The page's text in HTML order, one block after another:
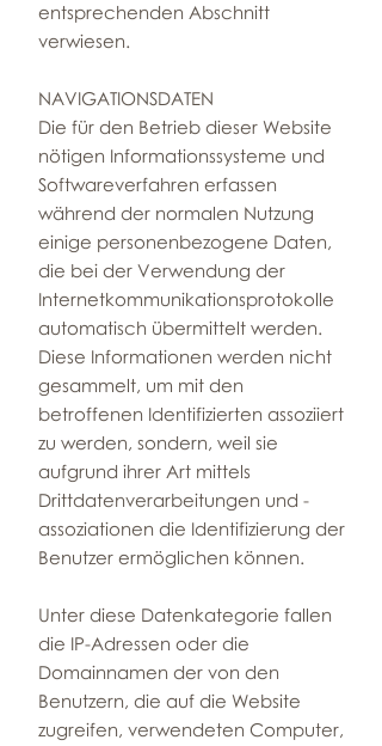
entsprechenden Abschnitt
verwiesen.
NAVIGATIONSDATEN
Die für den Betrieb dieser Website
nötigen Informationssysteme und
Softwareverfahren erfassen
während der normalen Nutzung
einige personenbezogene Daten,
die bei der Verwendung der
Internetkommunikationsprotokolle
automatisch übermittelt werden.
Diese Informationen werden nicht
gesammelt, um mit den
betroffenen Identifizierten assoziiert
zu werden, sondern, weil sie
aufgrund ihrer Art mittels
Drittdatenverarbeitungen und -
assoziationen die Identifizierung der
Benutzer ermöglichen können.
Unter diese Datenkategorie fallen
die IP-Adressen oder die
Domainnamen der von den
Benutzern, die auf die Website
zugreifen, verwendeten Computer,